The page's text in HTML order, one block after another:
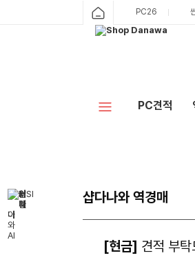
PC26
PC견적
샵다나와 역경매
[현금] 견적 부